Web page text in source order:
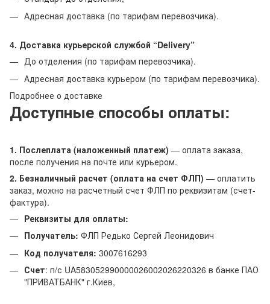
Адресная доставка (по тарифам перевозчика).
4. Доставка курьерской службой “Delivery”
До отделения (по тарифам перевозчика).
Адресная доставка курьером (по тарифам перевозчика).
Подробнее о доставке
Доступные способы оплаты:
1. Послеплата (наложенный платеж) — оплата заказа,
после получения на почте или курьером.
2. Безналичный расчет (оплата на счет ФЛП) — оплатить
заказ, можно на расчетный счет ФЛП по реквизитам (счет-
фактура).
Реквизиты для оплаты:
Получатель: ФЛП Редько Сергей Леонидович
Код получателя: 3007616293
Счет: п/с UA583052990000026002026220326 в банке ПАО
"ПРИВАТБАНК" г.Киев,